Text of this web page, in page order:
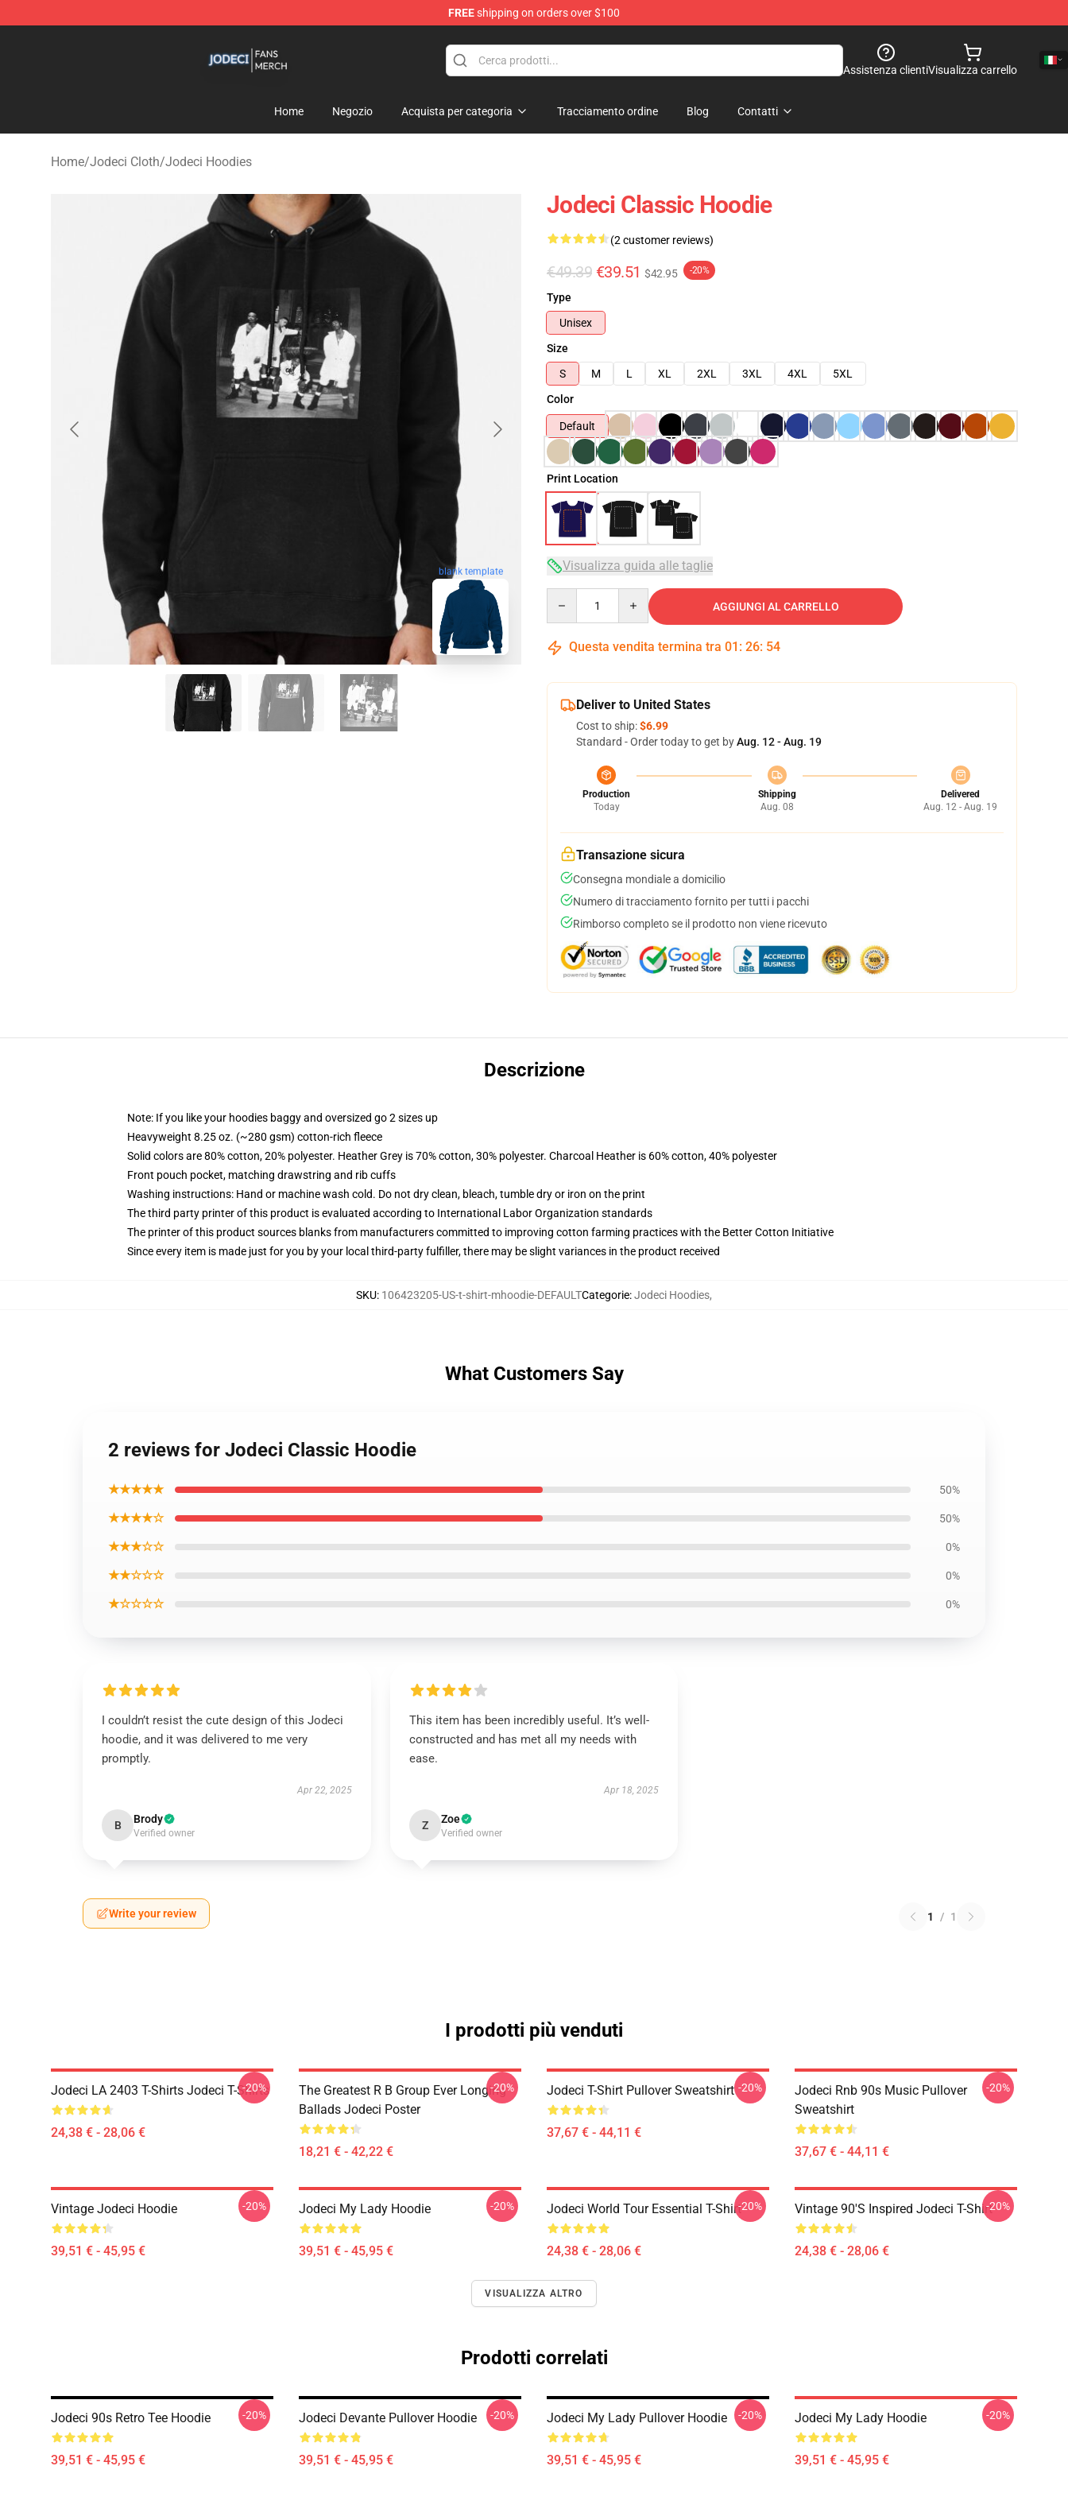
FREEshipping on orders over $100
Assistenza clientiVisualizza carrello
Home Negozio Acquista per categoria Tracciamento ordine Blog Contatti
Home/Jodeci Cloth/Jodeci Hoodies
blank template
Jodeci Classic Hoodie
(2 customer reviews)
€49.39 €39.51 $42.95 -20%
Type
Unisex
Size
S
M L XL 2XL 3XL 4XL
5XL
Color
Default
Print Location
Visualizza guida alle taglie
AGGIUNGI AL CARRELLO
Questa vendita termina tra 01 : 26: 53
Deliver to United States
Cost to ship:$6.99
Standard - Order today to get byAug. 12 - Aug. 19
Production
Today
Shipping
Aug. 08
Delivered
Aug. 12 - Aug. 19
Transazione sicura
Consegna mondiale a domicilio
Numero di tracciamento fornito per tutti i pacchi
Rimborso completo se il prodotto non viene ricevuto
Descrizione
Note: If you like your hoodies baggy and oversized go 2 sizes up
Heavyweight 8.25 oz. (~280 gsm) cotton-rich fleece
Solid colors are 80% cotton, 20% polyester. Heather Grey is 70% cotton, 30% polyester. Charcoal Heather is 60% cotton, 40% polyester
Front pouch pocket, matching drawstring and rib cuffs
Washing instructions: Hand or machine wash cold. Do not dry clean, bleach, tumble dry or iron on the print
The third party printer of this product is evaluated according to International Labor Organization standards
The printer of this product sources blanks from manufacturers committed to improving cotton farming practices with the Better Cotton Initiative
Since every item is made just for you by your local third-party fulfiller, there may be slight variances in the product received
SKU: 106423205-US-t-shirt-mhoodie-DEFAULTCategorie:Jodeci Hoodies,
What Customers Say
2 reviews for Jodeci Classic Hoodie
★★★★★ 50%
★★★★☆ 50%
★★★☆☆ 0%
★★☆☆☆ 0%
★☆☆☆☆ 0%
I couldn’t resist the cute design of this Jodeci
hoodie, and it was delivered to me very
promptly.
Apr 22, 2025
B Brody
Verified owner
This item has been incredibly useful. It’s well-
constructed and has met all my needs with
ease.
Apr 18, 2025
Z Zoe
Verified owner
Write your review 1 / 1
I prodotti più venduti
Jodeci LA 2403 T-Shirts Jodeci T-Shirts
24,38 € - 28,06 €
-20%
The Greatest R B Group Ever Longing
Ballads Jodeci Poster
18,21 € - 42,22 €
-20% Jodeci T-Shirt Pullover Sweatshirt
37,67 € - 44,11 €
-20%
Jodeci Rnb 90s Music Pullover
Sweatshirt
37,67 € - 44,11 €
-20%
Vintage Jodeci Hoodie
39,51 € - 45,95 €
-20% Jodeci My Lady Hoodie
39,51 € - 45,95 €
-20% Jodeci World Tour Essential T-Shirt
24,38 € - 28,06 €
-20% Vintage 90's Inspired Jodeci T-Shirt
24,38 € - 28,06 €
-20%
VISUALIZZA ALTRO
Prodotti correlati
Jodeci 90s Retro Tee Hoodie
39,51 € - 45,95 €
-20% Jodeci Devante Pullover Hoodie
39,51 € - 45,95 €
-20% Jodeci My Lady Pullover Hoodie
39,51 € - 45,95 €
-20% Jodeci My Lady Hoodie
39,51 € - 45,95 €
-20%